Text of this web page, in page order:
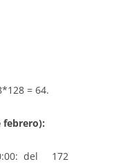
= 64.
febrero):
del 172